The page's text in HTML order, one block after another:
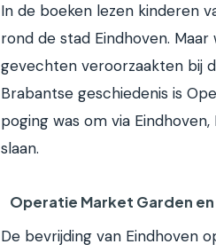
In de boeken lezen kinderen
rond de stad Eindhoven.
gevechten veroorzaakten bij
Brabantse geschiedenis is
poging was om via
slaan.
Operatie Market Garden
De bevrijding van Eindhoven